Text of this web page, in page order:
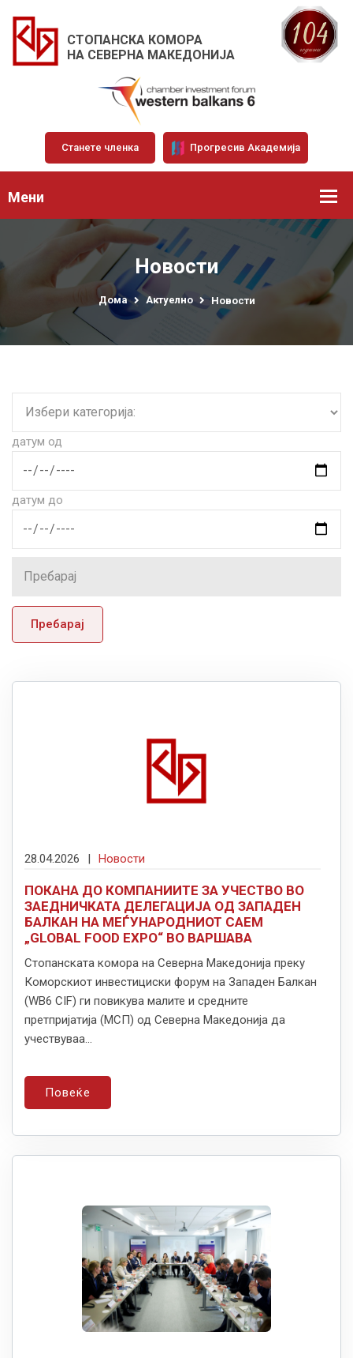
СТОПАНСКА КОМОРА
НА СЕВЕРНА МАКЕДОНИЈА
Станете членка Прогресив Академија
Мени
Новости
Дома Актуелно Новости
датум од
датум до
Пребарај
28.04.2026 | Новости
ПОКАНА ДО КОМПАНИИТЕ ЗА УЧЕСТВО ВО
ЗАЕДНИЧКАТА ДЕЛЕГАЦИЈА ОД ЗАПАДЕН
БАЛКАН НА МЕЃУНАРОДНИОТ САЕМ
„GLOBAL FOOD EXPO“ ВО ВАРШАВА
Стопанската комора на Северна Македонија преку
Коморскиот инвестициски форум на Западен Балкан
(WB6 CIF) ги повикува малите и средните
претпријатија (МСП) од Северна Македонија да
учествуваа...
Повеќе